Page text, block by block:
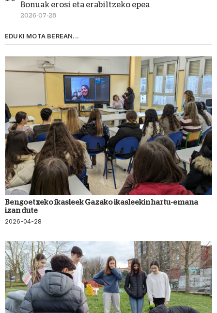
Bonuak erosi eta erabiltzeko epea
2026-07-28
EDUKI MOTA BEREAN...
Bengoetxeko ikasleek Gazako ikasleekin hartu-emana
izan dute
2026-04-28